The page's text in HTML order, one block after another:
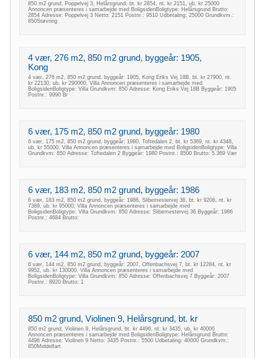
850 m2 grund, Poppelvej 3, Helårsgrund, bt. kr 2854, nt. kr 2151, ub. kr 25000
Annoncen præsenteres i samarbejde med BoligsidenBoligtype: Helårsgrund Brutto:
2854 Adresse: Poppelvej 3 Netto: 2151 Postnr.: 9510 Udbetaling: 25000 Grundkvm.:
850Støvring
4 vær, 276 m2, 850 m2 grund, byggeår: 1905,
Kong
4 vær, 276 m2, 850 m2 grund, byggeår: 1905, Kong Eriks Vej 18B, bt. kr 27900, nt.
kr 22130, ub. kr 290000, Villa Annoncen præsenteres i samarbejde med
BoligsidenBoligtype: Villa Grundkvm: 850 Adresse: Kong Eriks Vej 18B Byggeår: 1905
Postnr.: 9990 Br
6 vær, 175 m2, 850 m2 grund, byggeår: 1980
6 vær, 175 m2, 850 m2 grund, byggeår: 1980, Toftedalen 2, bt. kr 5369, nt. kr 4348,
ub. kr 55000, Villa Annoncen præsenteres i samarbejde med BoligsidenBoligtype: Villa
Grundkvm: 850 Adresse: Toftedalen 2 Byggeår: 1980 Postnr.: 8500 Brutto: 5.369 Vær
6 vær, 183 m2, 850 m2 grund, byggeår: 1986
6 vær, 183 m2, 850 m2 grund, byggeår: 1986, Slibemestervej 36, bt. kr 9206, nt. kr
7389, ub. kr 95000, Villa Annoncen præsenteres i samarbejde med
BoligsidenBoligtype: Villa Grundkvm: 850 Adresse: Slibemestervej 36 Byggeår: 1986
Postnr.: 4684 Brutto:
6 vær, 144 m2, 850 m2 grund, byggeår: 2007
6 vær, 144 m2, 850 m2 grund, byggeår: 2007, Offenbachsvej 7, bt. kr 12284, nt. kr
9952, ub. kr 130000, Villa Annoncen præsenteres i samarbejde med
BoligsidenBoligtype: Villa Grundkvm: 850 Adresse: Offenbachsvej 7 Byggeår: 2007
Postnr.: 8920 Brutto: 1
850 m2 grund, Violinen 9, Helårsgrund, bt. kr
850 m2 grund, Violinen 9, Helårsgrund, bt. kr 4496, nt. kr 3435, ub. kr 40000
Annoncen præsenteres i samarbejde med BoligsidenBoligtype: Helårsgrund Brutto:
4496 Adresse: Violinen 9 Netto: 3435 Postnr.: 5500 Udbetaling: 40000 Grundkvm.:
850Middelfart